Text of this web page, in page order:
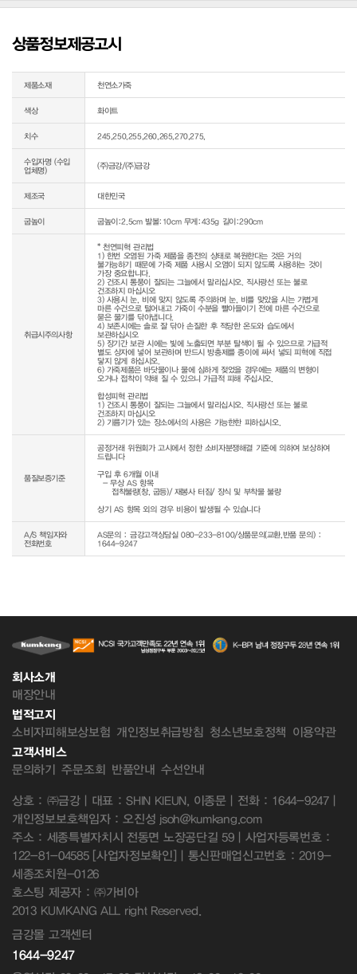
상품정보제공고시
제품소재 천연소가죽
색상 화이트
치수 245,250,255,260,265,270,275,
수입자명 (수입
업체명)
(주)금강/(주)금강
제조국 대한민국
굽높이 굽높이:2.5cm 발볼:10cm 무게:435g 길이:290cm
취급시주의사항
* 천연피혁 관리법
1) 한번 오염된 가죽 제품을 종전의 상태로 복원한다는 것은 거의
불가능하기 때문에 가죽 제품 사용시 오염이 되지 않도록 사용하는 것이
가장 중요합니다.
2) 건조시 통풍이 잘되는 그늘에서 말리십시오. 직사광선 또는 불로
건조하지 마십시오
3) 사용시 눈, 비에 맞지 않도록 주의하며 눈, 비를 맞았을 시는 가볍게
마른 수건으로 털어내고 가죽이 수분을 빨아들이기 전에 마른 수건으로
묻은 물기를 닦아냅니다.
4) 보존시에는 솔로 잘 닦아 손질한 후 적당한 온도와 습도에서
보관하십시오
5) 장기간 보관 시에는 빛에 노출되면 부분 탈색이 될 수 있으므로 가급적
별도 상자에 넣어 보관하며 반드시 방충제를 종이에 싸서 넣되 피혁에 직접
닿지 않게 하십시오.
6) 가죽제품은 바닷물이나 물에 심하게 젖었을 경우에는 제품의 변형이
오거나 접착이 약해 질 수 있으니 가급적 피해 주십시오.
합성피혁 관리법
1) 건조시 통풍이 잘되는 그늘에서 말리십시오. 직사광선 또는 불로
건조하지 마십시오
2) 기름기가 있는 장소에서의 사용은 가능한한 피하십시오.
품질보증기준
공정거래 위원회가 고시에서 정한 소비자분쟁해결 기준에 의하여 보상하여
드립니다
구입 후 6개월 이내
  - 무상 AS 항목
상기 AS 항목 외의 경우 비용이 발생될 수 있습니다
A/S 책임자와
전화번호
AS문의 : 금강고객상담실 080-233-8100/상품문의(교환,반품 문의) :
1644-9247
회사소개
매장안내
법적고지
소비자피해보상보험 개인정보취급방침 청소년보호정책 이용약관
고객서비스
문의하기 주문조회 반품안내 수선안내
상호 : ㈜금강 | 대표 : SHIN KIEUN, 이종문 | 전화 : 1644-9247 |
개인정보보호책임자 : 오진성 jsoh@kumkang.com
주소 : 세종특별자치시 전동면 노장공단길 59 | 사업자등록번호 :
122-81-04585 [사업자정보확인] | 통신판매업신고번호 : 2019-
세종조치원-0126
호스팅 제공자 : ㈜가비아
2013 KUMKANG ALL right Reserved.
금강몰 고객센터
1644-9247